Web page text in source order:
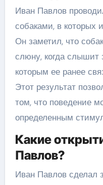
Иван Павлов
собаками, в которых
Он заметил, что
слюну, когда слышит
которым ее ранее
Этот результат
том, что поведение
определенным
Какие
Павлов?
Иван Павлов сделал